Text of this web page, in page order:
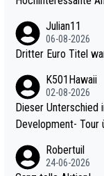
Julian11
06-08-2026
Dritter Euro Titel
K501Hawaii
02-08-2026
Dieser Unterschied im
Development- Tour
e mal 40+ erst recht. Da gewinnst keinen Blumentopf - ist ja n
Robertuil
24-06-2026